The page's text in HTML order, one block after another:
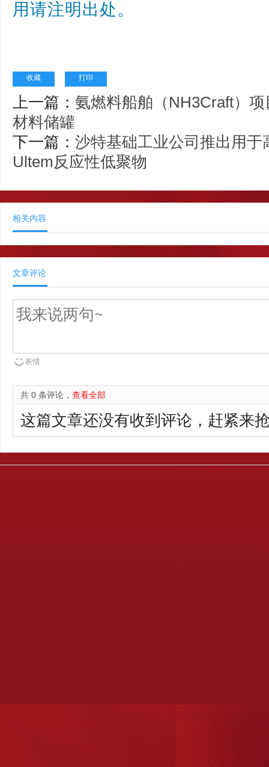
用请注明出处。
收藏 打印
上一篇： 氨燃料船舶（NH3Craft）
材料储罐
下一篇： 沙特基础工业公司推出用
Ultem反应性低聚物
相关内容
文章评论
表情
共 0 条评论， 查看全部
这篇文章还没有收到评论，赶紧来